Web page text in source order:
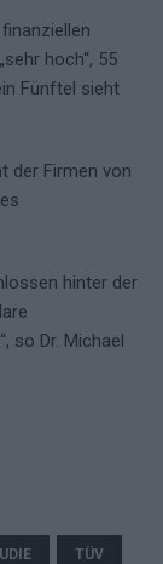
hoch“, 55
Fünftel sieht
der Firmen von
hinter der
so Dr. Michael
TÜV